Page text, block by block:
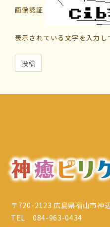
画像認証
表示されている文字を入力し
〒720-2123 広島県福山市神
TEL 084-963-0434